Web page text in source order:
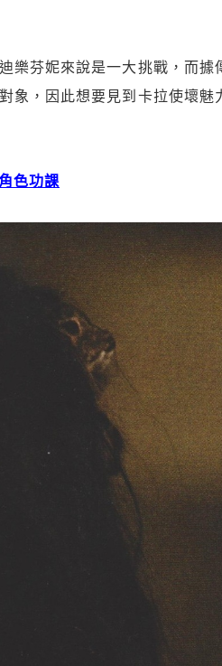
樂芬妮來說是一大挑戰，而據
象，因此想要見到卡拉使壞魅
色功課